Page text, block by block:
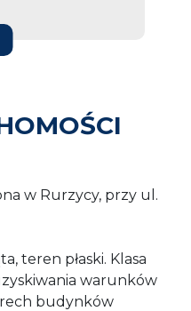
w Rurzycy, przy ul.
teren płaski. Klasa
warunków
budynków